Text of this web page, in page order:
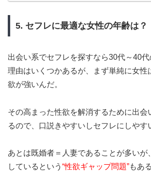
5. セフレに最適な女性の年齢は？
出会い系でセフレを探すなら30代～40代
理由はいくつかあるが、まず単純に女性
欲が強いんだ。
その高まった性欲を解消するために出会
るので、口説きやすいしセフレにしやす
あとは既婚者＝人妻であることが多いが
しているという “性欲ギャップ問題”もあ